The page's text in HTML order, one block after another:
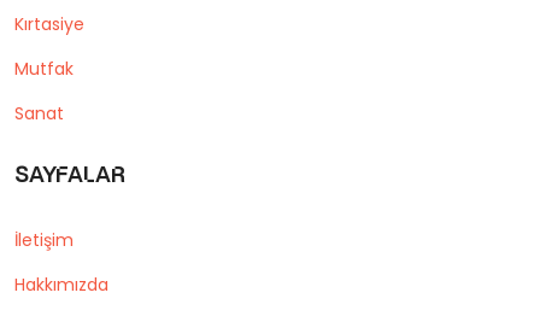
Kırtasiye
Mutfak
Sanat
Sayfalar
İletişim
Hakkımızda